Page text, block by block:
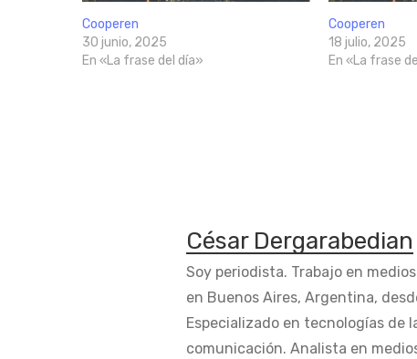
Cooperen
30 junio, 2025
En «La frase del día»
Cooperen
18 julio, 2025
En «La frase
César Dergarabedian
Soy periodista. Trabajo en
en Buenos Aires, Argentina,
Especializado en tecnologías de
comunicación. Analista en